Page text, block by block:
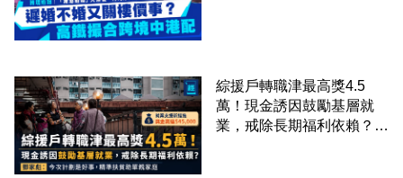
綜援戶轉職津最高獎4.5
萬！現金誘因鼓勵基層就
業，戒除長期福利依賴？鄧